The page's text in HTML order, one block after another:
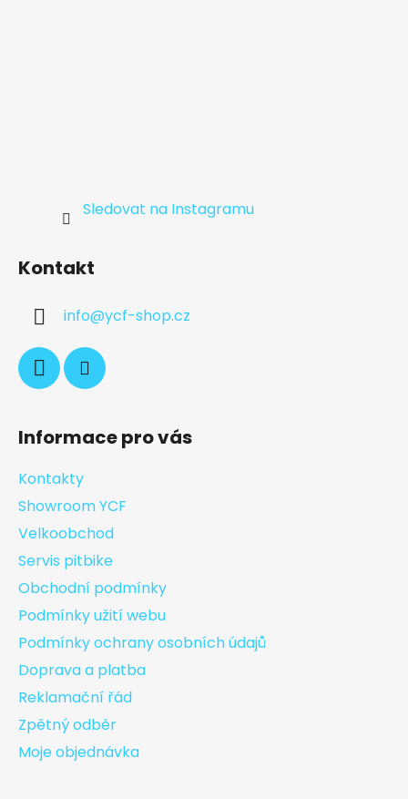
Sledovat na Instagramu
Kontakt
info@ycf-shop.cz
Informace pro vás
Kontakty
Showroom YCF
Velkoobchod
Servis pitbike
Obchodní podmínky
Podmínky užití webu
Podmínky ochrany osobních údajů
Doprava a platba
Reklamační řád
Zpětný odběr
Moje objednávka